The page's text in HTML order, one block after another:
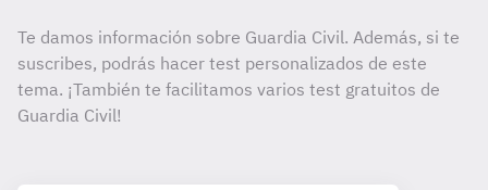
Te damos información sobre Guardia Civil. Además, si te
suscribes, podrás hacer test personalizados de este
tema. ¡También te facilitamos varios test gratuitos de
Guardia Civil!